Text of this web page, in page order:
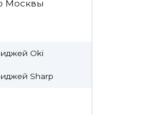
Москвы
Oki
Sharp